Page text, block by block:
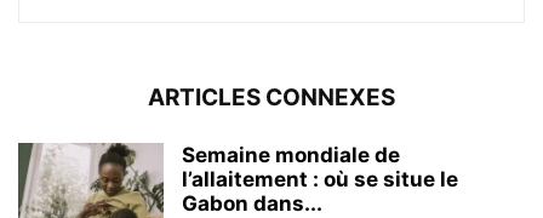
ARTICLES CONNEXES
Semaine mondiale de
l’allaitement : où se situe le
Gabon dans...